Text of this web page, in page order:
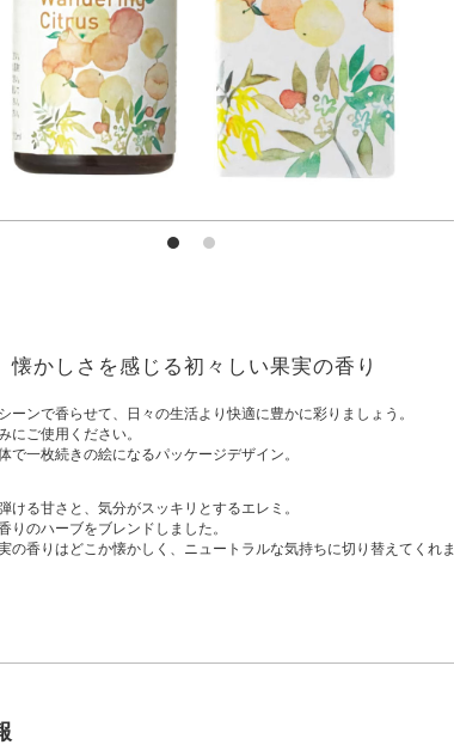
懐かしさを感じる初々しい果実の香り
ーンで香らせて、日々の生活より快適に豊かに彩りましょう。
にご使用ください。
で一枚続きの絵になるパッケージデザイン。
ける甘さと、気分がスッキリとするエレミ。
りのハーブをブレンドしました。
の香りはどこか懐かしく、ニュートラルな気持ちに切り替えてくれま